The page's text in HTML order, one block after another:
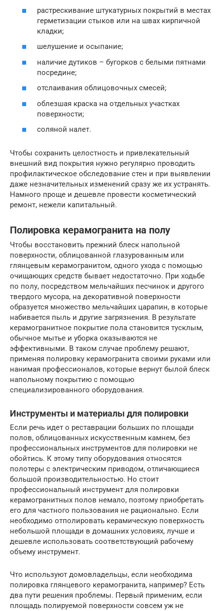
растрескивание штукатурных покрытий в местах
герметизации стыков или на швах кирпичной
кладки;
шелушение и осыпание;
наличие дутиков – бугорков с белыми пятнами
посредине;
отслаивания облицовочных смесей;
облезшая краска на отдельных участках
поверхности;
соляной налет.
Чтобы сохранить целостность и привлекательный
внешний вид покрытия нужно регулярно проводить
профилактическое обследование стен и при выявлении
даже незначительных изменений сразу же их устранять.
Намного проще и дешевле провести косметический
ремонт, нежели капитальный.
Полировка керамогранита на полу
Чтобы восстановить прежний блеск напольной
поверхности, облицованной глазурованным или
глянцевым керамогранитом, одного ухода с помощью
очищающих средств бывает недостаточно. При ходьбе
по полу, посредством мельчайших песчинок и другого
твердого мусора, на декоративной поверхности
образуется множество мельчайших царапин, в которые
набивается пыль и другие загрязнения. В результате
керамогранитное покрытие пола становится тусклым,
обычное мытье и уборка оказываются не
эффективными. В таком случае проблему решают,
применяя полировку керамогранита своими руками или
нанимая профессионалов, которые вернут былой блеск
напольному покрытию с помощью
специализированного оборудования.
Инструменты и материалы для полировки
Если речь идет о реставрации больших по площади
полов, облицованных искусственным камнем, без
профессиональных инструментов для полировки не
обойтись. К этому типу оборудования относятся
полотеры с электрическим приводом, отличающиеся
большой производительностью. Но стоит
профессиональный инструмент для полировки
керамогранитных полов немало, поэтому приобретать
его для частного пользования не рационально. Если
необходимо отполировать керамическую поверхность
небольшой площади в домашних условиях, лучше и
дешевле использовать соответствующий рабочему
объему инструмент.
Что используют домовладельцы, если необходима
полировка глянцевого керамогранита, например? Есть
два пути решения проблемы. Первый применим, если
площадь полируемой поверхности совсем уж не